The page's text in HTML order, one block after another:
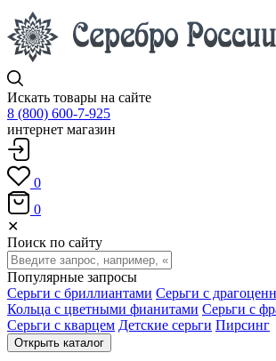
Искать товары на сайте
8 (800) 600-7-925
интернет магазин
0
0
✕
Поиск по сайту
Популярные запросы
Серьги с бриллиантами Серьги с
Кольца с цветными фианитами Серьги с
Серьги с кварцем Детские серьги Пирсинг
Открыть каталог